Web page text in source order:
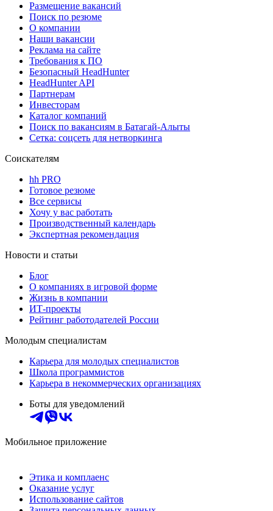
Размещение вакансий
Поиск по резюме
О компании
Наши вакансии
Реклама на сайте
Требования к ПО
Безопасный HeadHunter
HeadHunter API
Партнерам
Инвесторам
Каталог компаний
Поиск по вакансиям в Батагай-Алыты
Сетка: соцсеть для нетворкинга
Соискателям
hh PRO
Готовое резюме
Все сервисы
Хочу у вас работать
Производственный календарь
Экспертная рекомендация
Новости и статьи
Блог
О компаниях в игровой форме
Жизнь в компании
ИТ-проекты
Рейтинг работодателей России
Молодым специалистам
Карьера для молодых специалистов
Школа программистов
Карьера в некоммерческих организациях
Боты для уведомлений
Мобильное приложение
Этика и комплаенс
Оказание услуг
Использование сайтов